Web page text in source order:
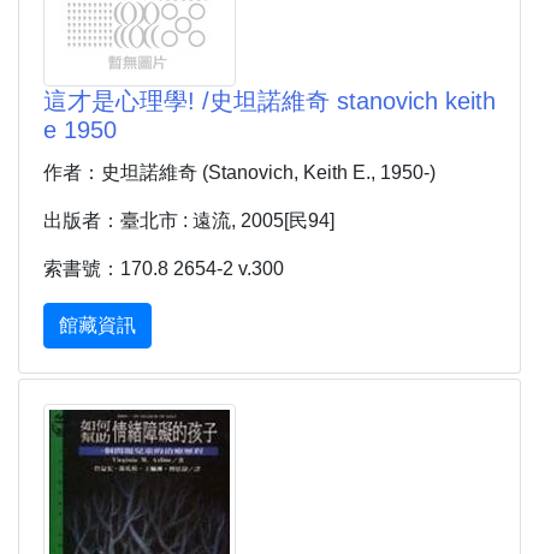
這才是心理學! /史坦諾維奇 stanovich keith
e 1950
作者：史坦諾維奇 (Stanovich, Keith E., 1950-)
出版者：臺北市 : 遠流, 2005[民94]
索書號：170.8 2654-2 v.300
館藏資訊